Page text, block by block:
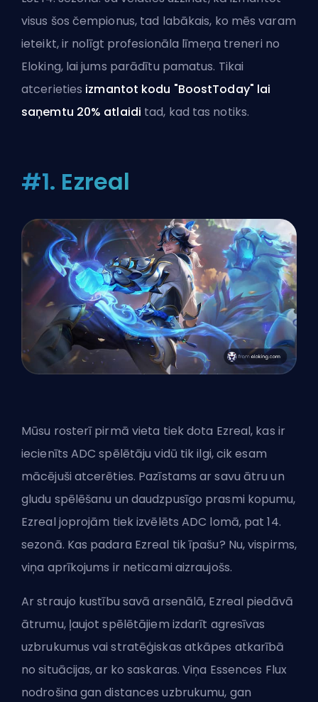
visus šos čempionus, tad labākais, ko mēs varam
ieteikt, ir nolīgt profesionāla līmeņa treneri no
Eloking, lai jums parādītu pamatus. Tikai
atcerieties izmantot kodu "BoostToday" lai
saņemtu 20% atlaidi tad, kad tas notiks.
#1. Ezreal
Mūsu rosterī pirmā vieta tiek dota Ezreal, kas ir
iecienīts ADC spēlētāju vidū tik ilgi, cik esam
mācējuši atcerēties. Pazīstams ar savu ātru un
gludu spēlēšanu un daudzpusīgo prasmi kopumu,
Ezreal joprojām tiek izvēlēts ADC lomā, pat 14.
sezonā. Kas padara Ezreal tik īpašu? Nu, vispirms,
viņa aprīkojums ir neticami aizraujošs.
Ar straujo kustību savā arsenālā, Ezreal piedāvā
ātrumu, ļaujot spēlētājiem izdarīt agresīvas
uzbrukumus vai stratēģiskas atkāpes atkarībā
no situācijas, ar ko saskaras. Viņa Essences Flux
nodrošina gan distances uzbrukumu, gan